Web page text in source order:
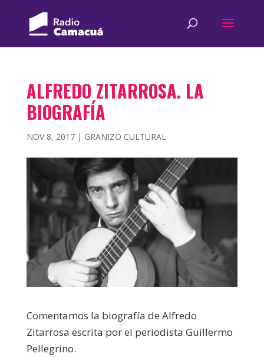
ALFREDO ZITARROSA. LA
BIOGRAFÍA
NOV 8, 2017| GRANIZO CULTURAL
Comentamos la biografía de Alfredo
Zitarrosa escrita por el periodista Guillermo
Pellegrino.